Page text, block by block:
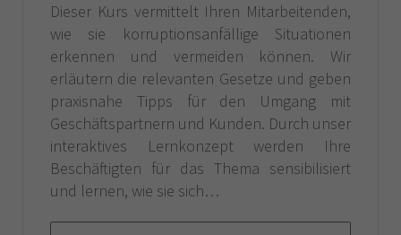
Dieser Kurs vermittelt Ihren Mitarbeitenden,
wie sie korruptionsanfällige Situationen
erkennen und vermeiden können. Wir
erläutern die relevanten Gesetze und geben
praxisnahe Tipps für den Umgang mit
Geschäftspartnern und Kunden. Durch unser
interaktives Lernkonzept werden Ihre
Beschäftigten für das Thema sensibilisiert
und lernen, wie sie sich…